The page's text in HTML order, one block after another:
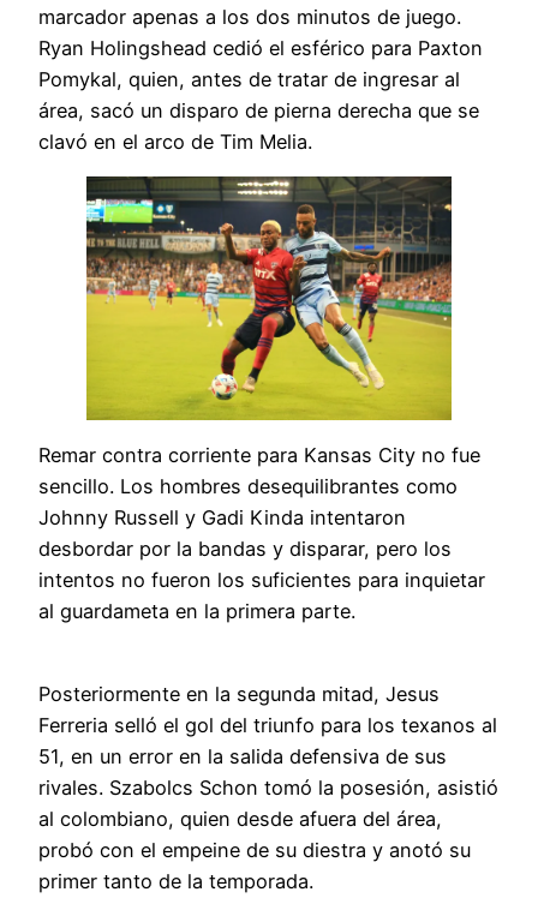
marcador apenas a los dos minutos de juego.
Ryan Holingshead cedió el esférico para Paxton
Pomykal, quien, antes de tratar de ingresar al
área, sacó un disparo de pierna derecha que se
clavó en el arco de Tim Melia.
Remar contra corriente para Kansas City no fue
sencillo. Los hombres desequilibrantes como
Johnny Russell y Gadi Kinda intentaron
desbordar por la bandas y disparar, pero los
intentos no fueron los suficientes para inquietar
al guardameta en la primera parte.
Posteriormente en la segunda mitad, Jesus
Ferreria selló el gol del triunfo para los texanos al
51, en un error en la salida defensiva de sus
rivales. Szabolcs Schon tomó la posesión, asistió
al colombiano, quien desde afuera del área,
probó con el empeine de su diestra y anotó su
primer tanto de la temporada.